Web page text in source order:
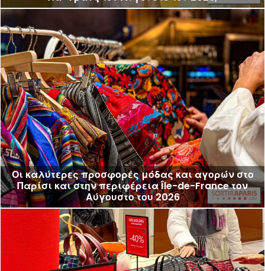
Οι καλύτερες προσφορές μόδας και αγορών στο
Παρίσι και στην περιφέρεια Île-de-France τον
Αύγουστο του 2026